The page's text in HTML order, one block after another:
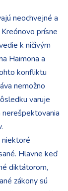
neochvejné a
prísne
k ničivým
Haimona a
konfliktu
nemožno
varuje
niektoré
Hlavne keď
diktátorom,
zákony sú